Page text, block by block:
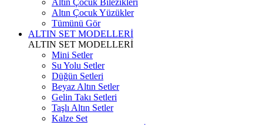
Altın Çocuk Bilezikleri
Altın Çocuk Yüzükler
Tümünü Gör
ALTIN SET MODELLERİ
ALTIN SET MODELLERİ
Mini Setler
Su Yolu Setler
Düğün Setleri
Beyaz Altın Setler
Gelin Takı Setleri
Taşlı Altın Setler
Kalze Set